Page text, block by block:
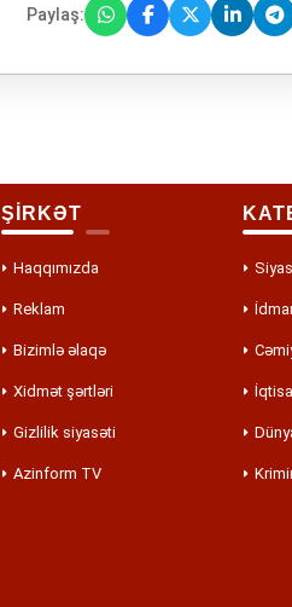
Paylaş:
ŞİRKƏT
Haqqımızda
Reklam
Bizimlə əlaqə
Xidmət şərtləri
Gizlilik siyasəti
Azinform TV